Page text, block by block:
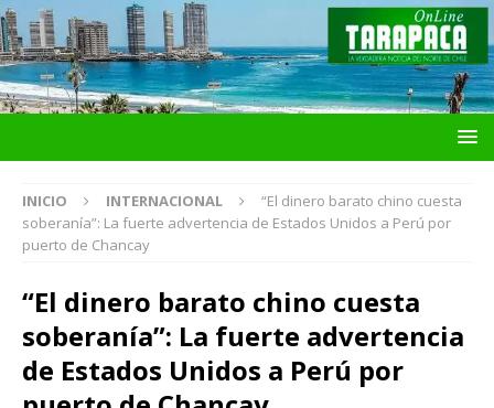
INICIO INTERNACIONAL
“El dinero barato chino cuesta
soberanía”: La fuerte advertencia de Estados Unidos a Perú por
puerto de Chancay
“El dinero barato chino cuesta
soberanía”: La fuerte advertencia
de Estados Unidos a Perú por